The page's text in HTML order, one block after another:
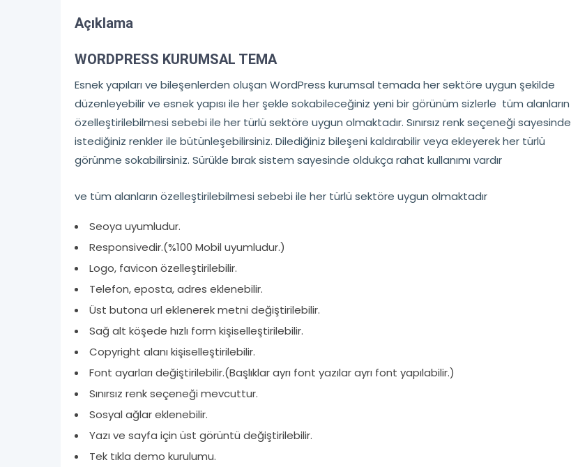
Açıklama
WORDPRESS KURUMSAL TEMA
Esnek yapıları ve bileşenlerden oluşan WordPress kurumsal temada her sektöre uygun şekilde
düzenleyebilir ve esnek yapısı ile her şekle sokabileceğiniz yeni bir görünüm sizlerle tüm alanların
özelleştirilebilmesi sebebi ile her türlü sektöre uygun olmaktadır. Sınırsız renk seçeneği sayesinde
istediğiniz renkler ile bütünleşebilirsiniz. Dilediğiniz bileşeni kaldırabilir veya ekleyerek her türlü
görünme sokabilirsiniz. Sürükle bırak sistem sayesinde oldukça rahat kullanımı vardır
ve tüm alanların özelleştirilebilmesi sebebi ile her türlü sektöre uygun olmaktadır
Seoya uyumludur.
Responsivedir.(%100 Mobil uyumludur.)
Logo, favicon özelleştirilebilir.
Telefon, eposta, adres eklenebilir.
Üst butona url eklenerek metni değiştirilebilir.
Sağ alt köşede hızlı form kişiselleştirilebilir.
Copyright alanı kişiselleştirilebilir.
Font ayarları değiştirilebilir.(Başlıklar ayrı font yazılar ayrı font yapılabilir.)
Sınırsız renk seçeneği mevcuttur.
Sosyal ağlar eklenebilir.
Yazı ve sayfa için üst görüntü değiştirilebilir.
Tek tıkla demo kurulumu.